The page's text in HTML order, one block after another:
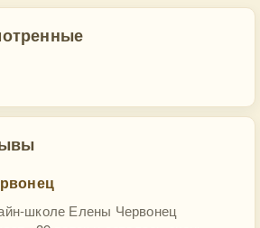
школе Елены Червонец